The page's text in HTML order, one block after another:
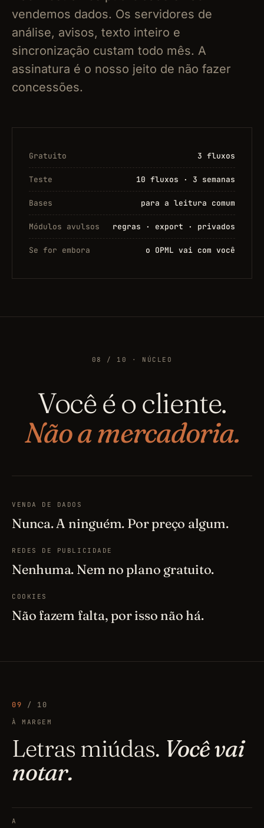
vendemos dados. Os servidores de
análise, avisos, texto inteiro e
sincronização custam todo mês. A
assinatura é o nosso jeito de não fazer
concessões.
Gratuito 3 fluxos
Teste 10 fluxos · 3 semanas
Bases para a leitura comum
Módulos avulsos regras · export · privados
Se for embora o OPML vai com você
08 / 10 · NÚCLEO
Você é o cliente.
Não a mercadoria.
VENDA DE DADOS
Nunca. A ninguém. Por preço algum.
REDES DE PUBLICIDADE
Nenhuma. Nem no plano gratuito.
COOKIES
Não fazem falta, por isso não há.
09 / 10
À MARGEM
Letras miúdas. Você vai
notar.
A